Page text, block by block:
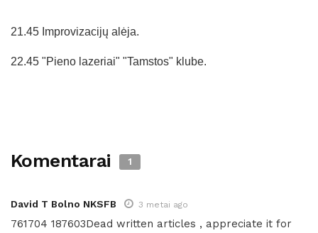
21.45 Improvizacijų alėja.
22.45 "Pieno lazeriai" "Tamstos" klube.
Komentarai 1
David T Bolno NKSFB 3 metai ago
761704 187603Dead written articles , appreciate it for